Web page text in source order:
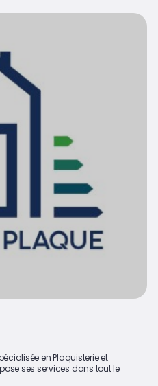
en Plaquisterie et
ses services dans tout le